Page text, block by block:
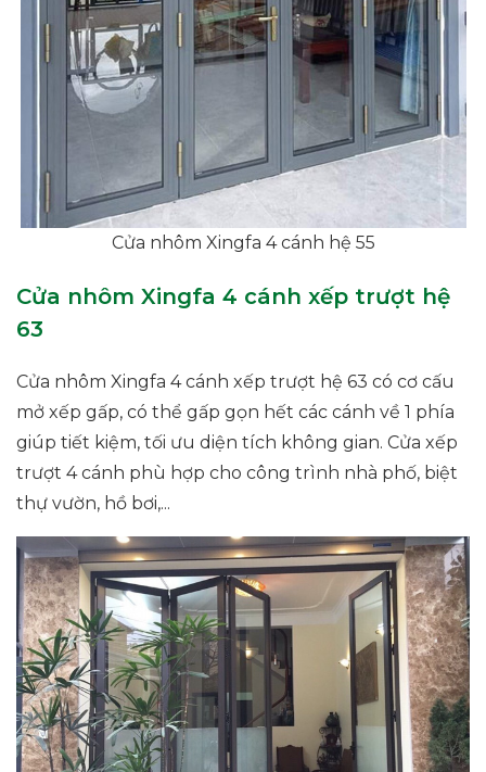
Cửa nhôm Xingfa 4 cánh hệ 55
Cửa nhôm Xingfa 4 cánh xếp trượt hệ
63
Cửa nhôm Xingfa 4 cánh xếp trượt hệ 63 có cơ cấu
mở xếp gấp, có thể gấp gọn hết các cánh về 1 phía
giúp tiết kiệm, tối ưu diện tích không gian. Cửa xếp
trượt 4 cánh phù hợp cho công trình nhà phố, biệt
thự vườn, hồ bơi,...